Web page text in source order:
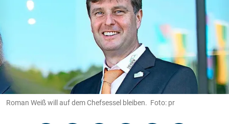
Roman Weiß will auf dem Chefsessel bleiben. Foto: pr